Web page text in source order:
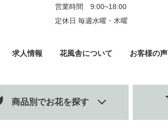
営業時間 9:00~18:00
定休日 毎週水曜・木曜
求人情報 花風舎について お客様の声
商品別でお花を探す